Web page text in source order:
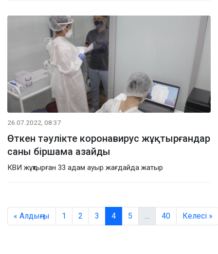
26.07.2022, 08:37
Өткен тәулікте коронавирус жұқтырғандар
саны біршама азайды
КВИ жұқтырған 33 адам ауыр жағдайда жатыр
« Алдыңғы 1 2 3 4 5 40 Келесі »